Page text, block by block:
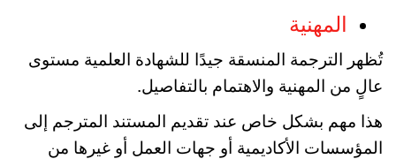
المهنية
تُظهر الترجمة المنسقة جيدًا للشهادة العلمية مستوى
عالٍ من المهنية والاهتمام بالتفاصيل.
هذا مهم بشكل خاص عند تقديم المستند المترجم إلى
المؤسسات الأكاديمية أو جهات العمل أو غيرها من